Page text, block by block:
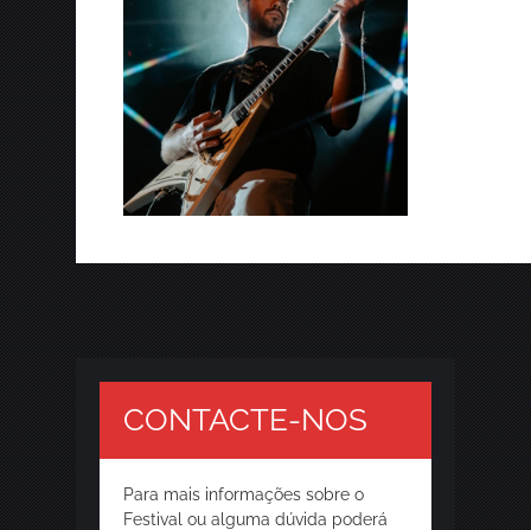
CONTACTE-NOS
Para mais informações sobre o
Festival ou alguma dúvida poderá